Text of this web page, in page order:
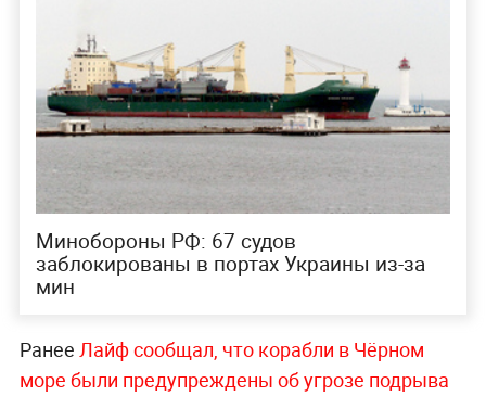
Минобороны РФ: 67 судов
заблокированы в портах Украины из-за
мин
Ранее Лайф сообщал, что корабли в Чёрном
море были предупреждены об угрозе подрыва